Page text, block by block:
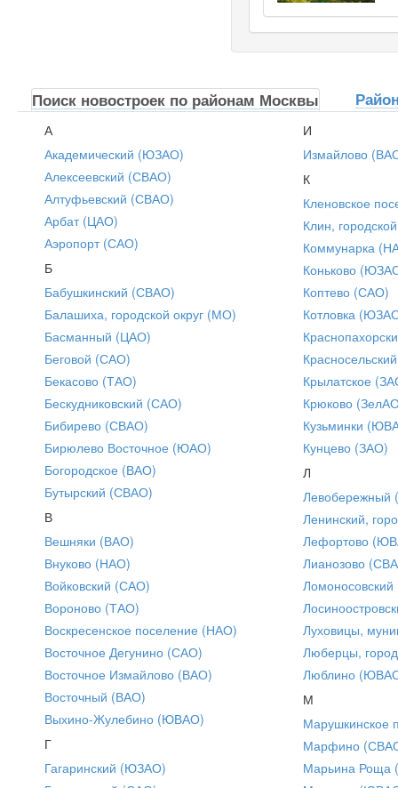
Поиск новостроек по районам Москвы
А
Академический (ЮЗАО)
Алексеевский (СВАО)
Алтуфьевский (СВАО)
Арбат (ЦАО)
Аэропорт (САО)
Б
Бабушкинский (СВАО)
Балашиха, городской округ (МО)
Басманный (ЦАО)
Беговой (САО)
Бекасово (ТАО)
Бескудниковский (САО)
Бибирево (СВАО)
Бирюлево Восточное (ЮАО)
Богородское (ВАО)
Бутырский (СВАО)
В
Вешняки (ВАО)
Внуково (НАО)
Войковский (САО)
Вороново (ТАО)
Воскресенское поселение (НАО)
Восточное Дегунино (САО)
Восточное Измайлово (ВАО)
Восточный (ВАО)
Выхино-Жулебино (ЮВАО)
Г
Гагаринский (ЮЗАО)
И
Измайлово
К
Кленовское
Клин,
Коммунарка
Коньково
Коптево (САО)
Котловка
Крылатское
Крюково
Кузьминки
Кунцево (ЗАО)
Л
Ленинский,
Лефортово
Лианозово
Луховицы,
Люберцы,
Люблино
М
Марушкинское
Марфино
Марьина Роща